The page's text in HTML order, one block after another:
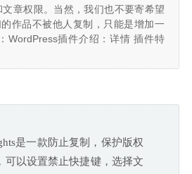
章权限。当然，我们也不要寄希望
作品不被他人复制，只能是增加一
WordPress插件介绍：详情 插件特
是一款防止复制，保护版权
可以设置禁止快捷键，选择文